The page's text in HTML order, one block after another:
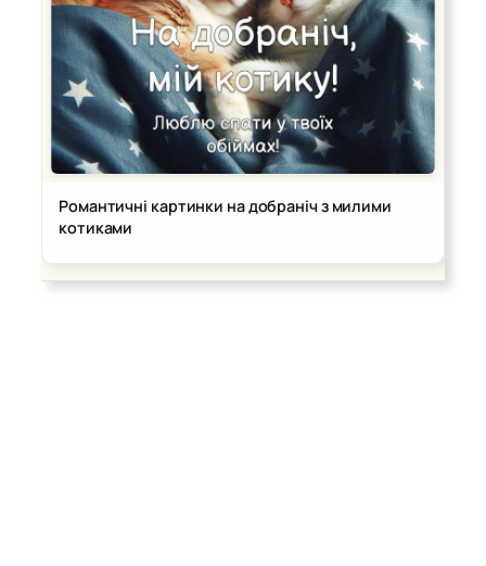
Романтичні картинки на добраніч з милими
котиками